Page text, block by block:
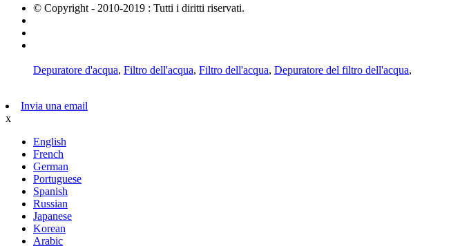
© Copyright - 2010-2019 : Tutti i diritti riservati.
Depuratore d'acqua, Filtro dell'acqua, Filtro dell'acqua, Depuratore del filtro dell'acqua,
Invia una email
x
English
French
German
Portuguese
Spanish
Russian
Japanese
Korean
Arabic